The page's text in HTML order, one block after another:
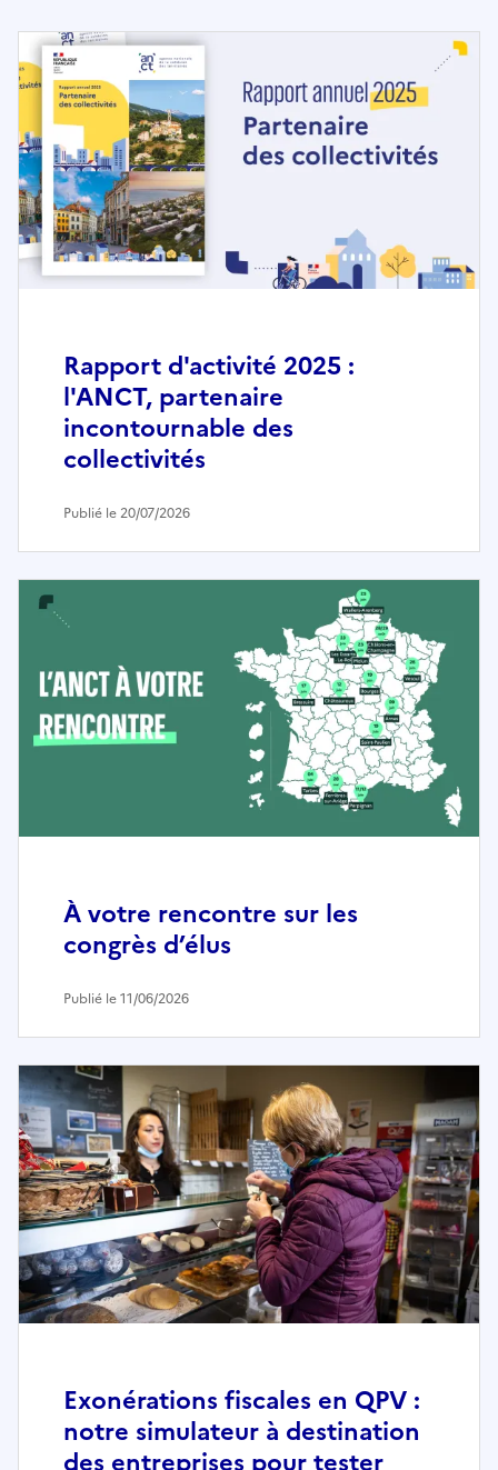
Rapport d'activité 2025 :
l'ANCT, partenaire
incontournable des
collectivités
Publié le 20/07/2026
À votre rencontre sur les
congrès d’élus
Publié le 11/06/2026
Exonérations fiscales en QPV :
notre simulateur à destination
des entreprises pour tester